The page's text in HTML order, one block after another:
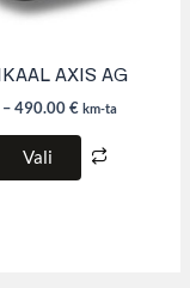
AXIS AG
–490.00€ km-ta
Vali
page